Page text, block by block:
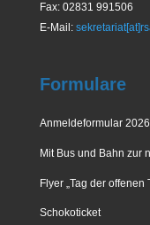
Fax: 02831 991506
E-Mail:
Formulare
Anmeldeformular
Mit Bus und Bahn zur
Flyer „Tag der offenen
Schokoticket